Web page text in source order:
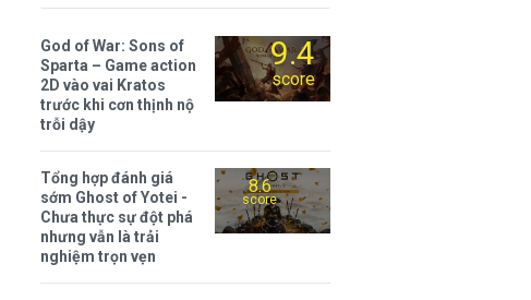
9.4
score
God of War: Sons of
Sparta – Game action
2D vào vai Kratos
trước khi cơn thịnh nộ
trỗi dậy
8.6
score
Tổng hợp đánh giá
sớm Ghost of Yotei -
Chưa thực sự đột phá
nhưng vẫn là trải
nghiệm trọn vẹn